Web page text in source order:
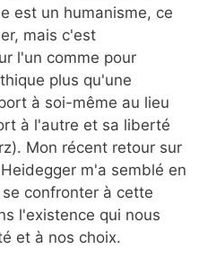
est un humanisme, ce
mais c'est
l'un comme pour
plus qu'une
à soi-même au lieu
à l'autre et sa liberté
Mon récent retour sur
m'a semblé en
confronter à cette
l'existence qui nous
et à nos choix.